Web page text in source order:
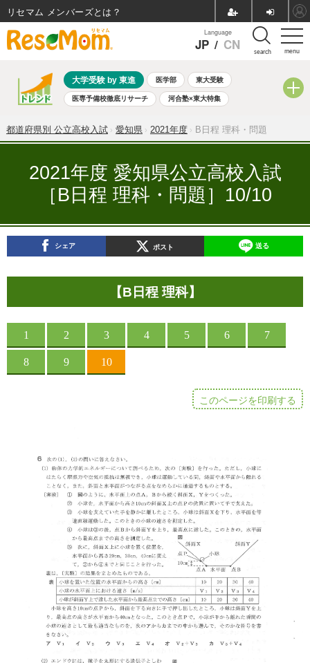
menu
Language
JP / CN search
大学受験 by 東進 医学部 東大受験
医専予備校徹底リサーチ 河合塾×東大特集
共通テスト 夏休み 8月開催学校説明会・相談会
自由研究教材（小学生向け） 自由研究教材（中学生向け）
ランキング
都道府県別 公立高校入試 愛知県 2021年度 B日程 理科・問題
2021年度 愛知県公立高校入試
［B日程 理科・問題］10/10
シェア ポスト 送る
【B日程 理科】
このページを印刷する
リセマム メンバーズ